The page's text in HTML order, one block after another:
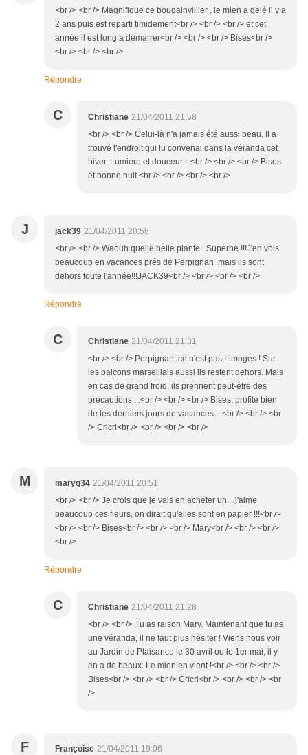
<br /> <br /> Magnifique ce bougainvillier , le mien a gelé il y a
2 ans puis est reparti timidement<br /> <br /> <br /> et cet
année il est long a démarrer<br /> <br /> <br /> Bises<br />
<br /> <br /> <br />
Répondre
C Christiane 21/04/2011 21:58
<br /> <br /> Celui-là n'a jamais été aussi beau. Il a
trouvé l'endroit qui lu convenai dans la véranda cet
hiver. Lumière et douceur....<br /> <br /> <br /> Bises
et bonne nuit.<br /> <br /> <br /> <br />
J jack39 21/04/2011 20:56
<br /> <br /> Waouh quelle belle plante ..Superbe !!!J'en vois
beaucoup en vacances prés de Perpignan ,mais ils sont
dehors toute l'année!!!JACK39<br /> <br /> <br /> <br />
Répondre
C Christiane 21/04/2011 21:31
<br /> <br /> Perpignan, ce n'est pas Limoges ! Sur
les balcons marseillais aussi ils restent dehors. Mais
en cas de grand froid, ils prennent peut-être des
précautions....<br /> <br /> <br /> Bises, profite bien
de tes derniers jours de vacances....<br /> <br /> <br
/> Cricri<br /> <br /> <br /> <br />
M maryg34 21/04/2011 20:51
<br /> <br /> Je crois que je vais en acheter un ...j'aime
beaucoup ces fleurs, on dirait qu'elles sont en papier !!!<br />
<br /> <br /> Bises<br /> <br /> <br /> Mary<br /> <br /> <br />
<br />
Répondre
C Christiane 21/04/2011 21:28
<br /> <br /> Tu as raison Mary. Maintenant que tu as
une véranda, il ne faut plus hésiter ! Viens nous voir
au Jardin de Plaisance le 30 avril ou le 1er mai, il y
en a de beaux. Le mien en vient !<br /> <br /> <br />
Bises<br /> <br /> <br /> Cricri<br /> <br /> <br /> <br
/>
F Françoise 21/04/2011 19:06